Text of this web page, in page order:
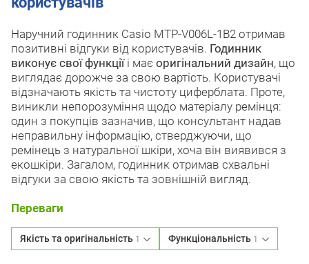
Наручний годинник Casio MTP-V006L-1B2 отримав
позитивні відгуки від користувачів. Годинник
виконує свої функціїі має оригінальний дизайн, що
виглядає дорожче за свою вартість. Користувачі
відзначають якість та чистоту циферблата. Проте,
виникли непорозуміння щодо матеріалу ремінця:
один з покупців зазначив, що консультант надав
неправильну інформацію, стверджуючи, що
ремінець з натуральної шкіри, хоча він виявився з
екошкіри. Загалом, годинник отримав схвальні
відгуки за свою якість та зовнішній вигляд.
Переваги
Якість та оригінальність 1 Функціональність 1